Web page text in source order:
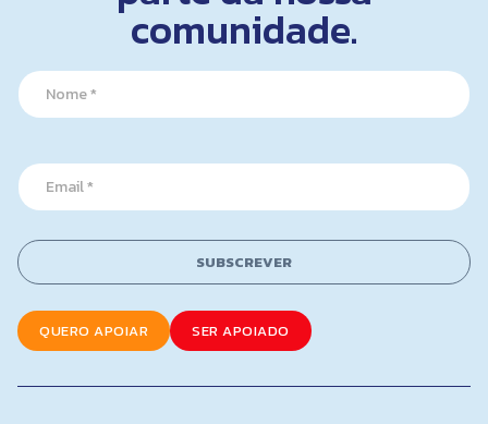
comunidade.
*
N
e
N
a
m
*
E
m
a
l
*
SUBSCREVER
QUERO APOIAR SER APOIADO